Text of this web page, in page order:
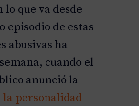
que va desde
episodio de estas
abusivas ha
cuando el
anunció la
la personalidad